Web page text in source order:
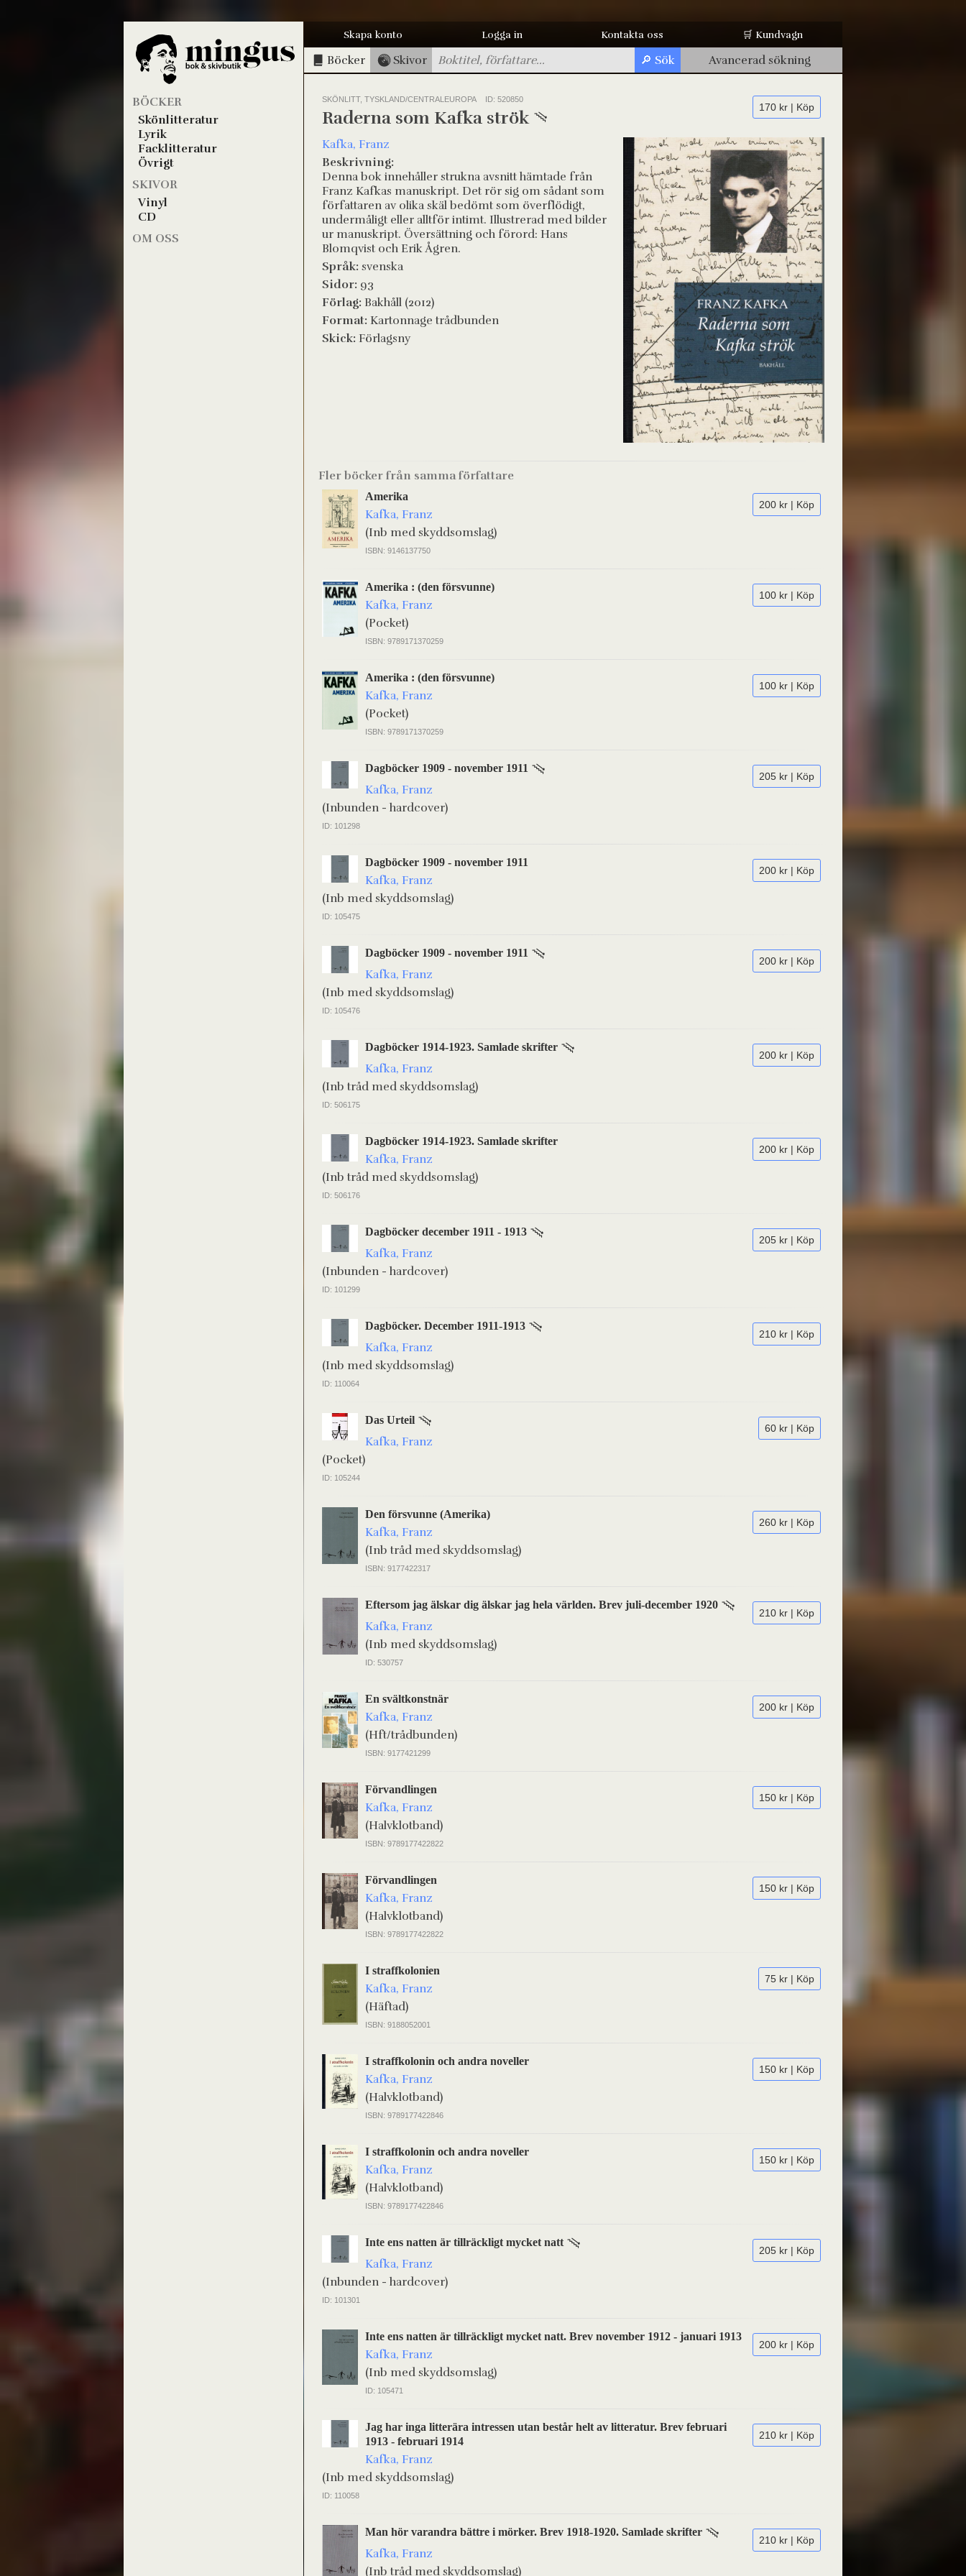
BÖCKER
Skönlitteratur
Lyrik
Facklitteratur
Övrigt
SKIVOR
Vinyl
CD
OM OSS
Skapa konto Logga in Kontakta oss 🛒 Kundvagn
Böcker Skivor Avancerad sökning
SKÖNLITT, TYSKLAND/CENTRALEUROPA ID: 520850
170 kr | Köp
Raderna som Kafka strök
Kafka, Franz
Beskrivning:
Denna bok innehåller strukna avsnitt hämtade från
Franz Kafkas manuskript. Det rör sig om sådant som
författaren av olika skäl bedömt som överflödigt,
undermåligt eller alltför intimt. Illustrerad med bilder
ur manuskript. Översättning och förord: Hans
Blomqvist och Erik Ågren.
Språk: svenska
Sidor: 93
Förlag: Bakhåll (2012)
Format: Kartonnage trådbunden
Skick: Förlagsny
Fler böcker från samma författare
200 kr | Köp
Amerika
Kafka, Franz
(Inb med skyddsomslag)
ISBN: 9146137750
100 kr | Köp
Amerika : (den försvunne)
Kafka, Franz
(Pocket)
ISBN: 9789171370259
100 kr | Köp
Amerika : (den försvunne)
Kafka, Franz
(Pocket)
ISBN: 9789171370259
205 kr | Köp
Dagböcker 1909 - november 1911
Kafka, Franz
(Inbunden - hardcover)
ID: 101298
200 kr | Köp
Dagböcker 1909 - november 1911
Kafka, Franz
(Inb med skyddsomslag)
ID: 105475
200 kr | Köp
Dagböcker 1909 - november 1911
Kafka, Franz
(Inb med skyddsomslag)
ID: 105476
200 kr | Köp
Dagböcker 1914-1923. Samlade skrifter
Kafka, Franz
(Inb tråd med skyddsomslag)
ID: 506175
200 kr | Köp
Dagböcker 1914-1923. Samlade skrifter
Kafka, Franz
(Inb tråd med skyddsomslag)
ID: 506176
205 kr | Köp
Dagböcker december 1911 - 1913
Kafka, Franz
(Inbunden - hardcover)
ID: 101299
210 kr | Köp
Dagböcker. December 1911-1913
Kafka, Franz
(Inb med skyddsomslag)
ID: 110064
60 kr | Köp
Das Urteil
Kafka, Franz
(Pocket)
ID: 105244
260 kr | Köp
Den försvunne (Amerika)
Kafka, Franz
(Inb tråd med skyddsomslag)
ISBN: 9177422317
210 kr | Köp
Eftersom jag älskar dig älskar jag hela världen. Brev juli-december 1920
Kafka, Franz
(Inb med skyddsomslag)
ID: 530757
200 kr | Köp
En svältkonstnär
Kafka, Franz
(Hft/trådbunden)
ISBN: 9177421299
150 kr | Köp
Förvandlingen
Kafka, Franz
(Halvklotband)
ISBN: 9789177422822
150 kr | Köp
Förvandlingen
Kafka, Franz
(Halvklotband)
ISBN: 9789177422822
75 kr | Köp
I straffkolonien
Kafka, Franz
(Häftad)
ISBN: 9188052001
150 kr | Köp
I straffkolonin och andra noveller
Kafka, Franz
(Halvklotband)
ISBN: 9789177422846
150 kr | Köp
I straffkolonin och andra noveller
Kafka, Franz
(Halvklotband)
ISBN: 9789177422846
205 kr | Köp
Inte ens natten är tillräckligt mycket natt
Kafka, Franz
(Inbunden - hardcover)
ID: 101301
200 kr | Köp
Inte ens natten är tillräckligt mycket natt. Brev november 1912 - januari 1913
Kafka, Franz
(Inb med skyddsomslag)
ID: 105471
210 kr | Köp
Jag har inga litterära intressen utan består helt av litteratur. Brev februari
1913 - februari 1914
Kafka, Franz
(Inb med skyddsomslag)
ID: 110058
210 kr | Köp
Man hör varandra bättre i mörker. Brev 1918-1920. Samlade skrifter
Kafka, Franz
(Inb tråd med skyddsomslag)